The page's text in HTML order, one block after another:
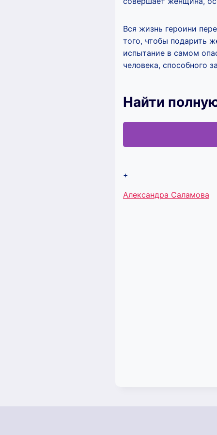
Вся жизнь героини
того, чтобы подарить
испытание в самом
человека, способного
Найти
+
Метки
Александра Саламова